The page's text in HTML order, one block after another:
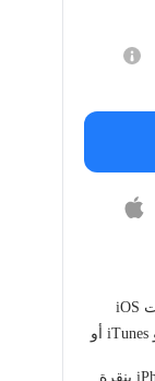
استرجع البيانات من أجهزة iOS أو iTunes أو
النسخ الاحتياطي لبيانات iPhone/iPad بنقرة